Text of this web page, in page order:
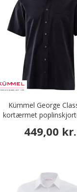
Kümmel George
kortærmet
449,00 kr.